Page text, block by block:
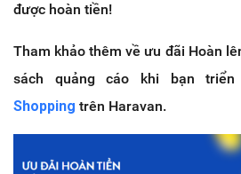
được hoàn tiền!
Tham khảo thêm về ưu đãi Hoàn
sách quảng cáo khi bạn
Shopping trên Haravan.